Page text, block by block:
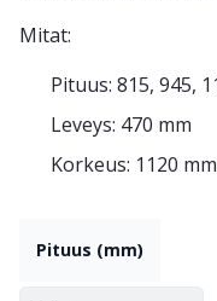
Mitat:
Pituus: 815, 945,
Leveys: 470 mm
Korkeus: 1120 mm
Pituus (mm)